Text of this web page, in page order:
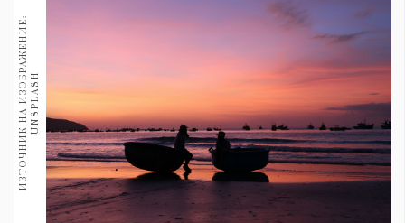
Гурме
Пътувай
237
Здраве 389
Gentlemen
382
И
З
Т
О
Ч
Н
И
К
Н
А
И
З
О
Б
Р
А
Ж
Е
Н
И
Е
:
U
N
S
P
L
A
SH